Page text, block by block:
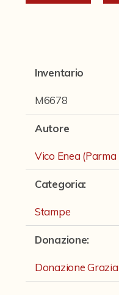
Fotografia e Nuovi Media
Manoscritti
Strumenti Musicali
Testi a Stampa
virtual tour
Il progetto Digital
Inventario
M6678
Autore
Vico Enea
Categoria:
Stampe
Donazione:
Donazione Grazia